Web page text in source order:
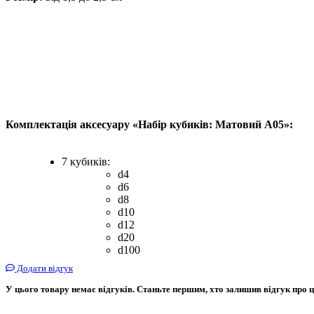
Комплектація аксесуару «Набір кубиків: Матовий А05»:
7 кубиків:
d4
d6
d8
d10
d12
d20
d100
Додати відгук
У цього товару немає відгуків. Станьте першим, хто залишив відгук про